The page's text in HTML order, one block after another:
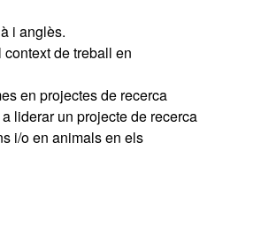
i anglès.
de treball en
en projectes de recerca
liderar un projecte de recerca
i/o en animals en els